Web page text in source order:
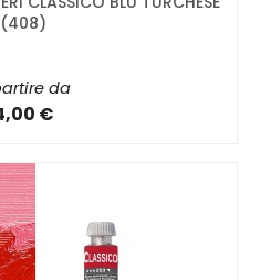
(408)
da
€